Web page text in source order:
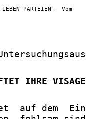
PARTEIEN - Vom
IHRE